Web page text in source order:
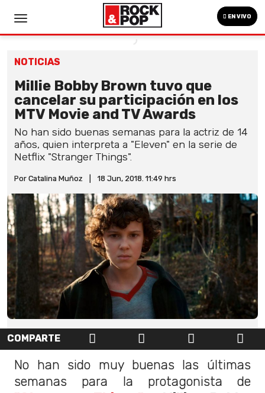
EN VIVO
NOTICIAS
Millie Bobby Brown tuvo que
cancelar su participación en los
MTV Movie and TV Awards
No han sido buenas semanas para la actriz de 14
años, quien interpreta a "Eleven" en la serie de
Netflix "Stranger Things".
Por Catalina Muñoz 18 Jun, 2018. 11:49 hrs
COMPARTE
No han sido muy buenas las últimas
semanas para la protagonista de